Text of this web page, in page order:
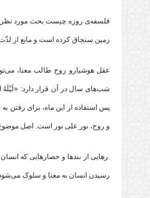
فلسفه‌ی روزه چیست بحث مورد نظر
زمین سنجاق کرده است و مانع از لذّت
عقل هوشیارو روح طالب معنا،
شب‌های سال در آن قرار دارد: «لَیْلَهُ
پس استفاده از این ماه، برای
و روح، نور علی نور است. اصل
رهایی از بندها و حصار‌هایی که
رسیدن انسان به معنا و سلوک